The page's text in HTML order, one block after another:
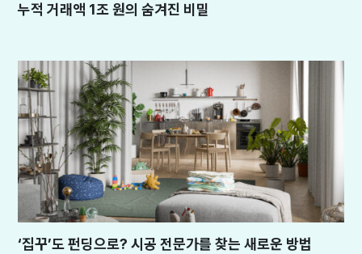
누적 거래액 1조 원의 숨겨진 비밀
‘집꾸’도 펀딩으로? 시공 전문가를 찾는 새로운 방법